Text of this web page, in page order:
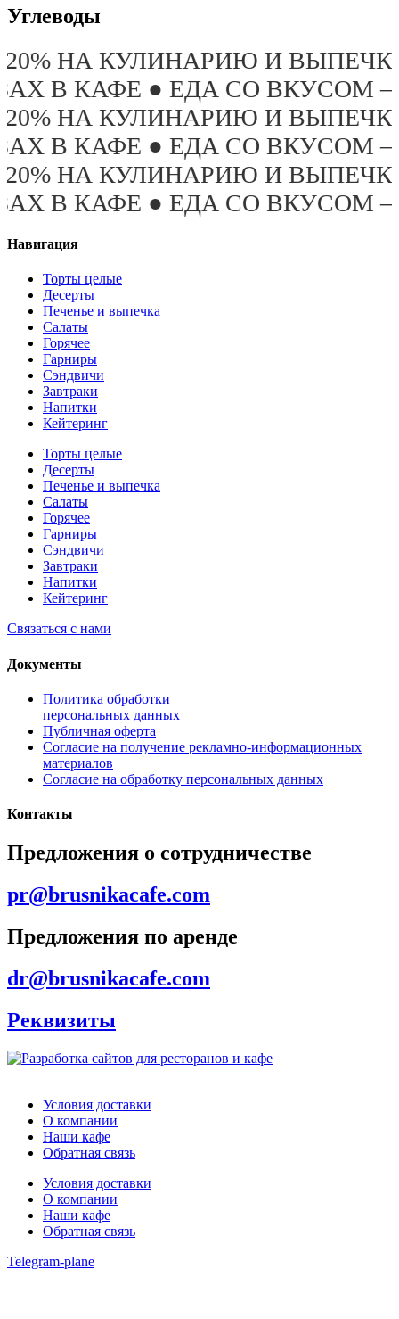
Углеводы
И ВЫПЕЧКУ ПОСЛЕ 19:00
СО ВКУСОМ – ЭТО ПРО
И ВЫПЕЧКУ ПОСЛЕ 19:00
СО ВКУСОМ – ЭТО ПРО
И ВЫПЕЧКУ ПОСЛЕ 19:00
СО ВКУСОМ – ЭТО ПРО
Навигация
Торты целые
Десерты
Печенье и выпечка
Салаты
Горячее
Гарниры
Сэндвичи
Завтраки
Напитки
Кейтеринг
Торты целые
Десерты
Печенье и выпечка
Салаты
Горячее
Гарниры
Сэндвичи
Завтраки
Напитки
Кейтеринг
Связаться с нами
Документы
Политика обработки
персональных данных
Публичная оферта
Согласие на получение рекламно-информационных
материалов
Согласие на обработку персональных данных
Контакты
Предложения о сотрудничестве
pr@brusnikacafe.com
Предложения по аренде
dr@brusnikacafe.com
Реквизиты
Условия доставки
О компании
Наши кафе
Обратная связь
Условия доставки
О компании
Наши кафе
Обратная связь
Telegram-plane